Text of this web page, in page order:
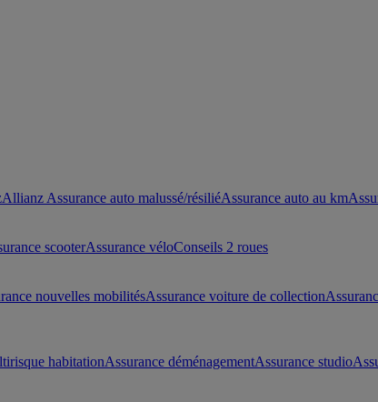
Allianz Assurance auto malussé/résiliéAssurance auto au km
scooterAssurance véloConseils 2 roues
nouvelles mobilitésAssurance voiture de collection
habitationAssurance déménagementAssurance studio